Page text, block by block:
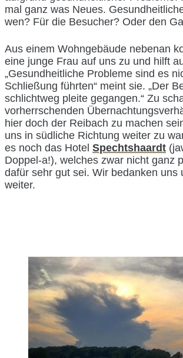
mal ganz was Neues.
wen? Für die Besucher? Oder den
Aus einem Wohngebäude nebenan
eine junge Frau auf uns zu und hilft
„Gesundheitliche Probleme sind es
Schließung führten“ meint sie. „Der
schlichtweg pleite gegangen.“ Zu
vorherrschenden
hier doch der Reibach zu machen
uns in südliche Richtung weiter zu
es noch das Hotel Spechtshaardt
Doppel-a!), welches zwar nicht ganz
dafür sehr gut sei. Wir bedanken uns
weiter.